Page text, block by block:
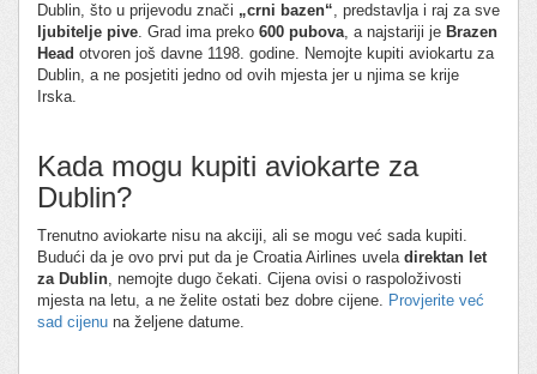
Dublin, što u prijevodu znači „crni bazen“, predstavlja i raj za sve
ljubitelje pive. Grad ima preko 600 pubova, a najstariji je Brazen
Head otvoren još davne 1198. godine. Nemojte kupiti aviokartu za
Dublin, a ne posjetiti jedno od ovih mjesta jer u njima se krije
Irska.
Kada mogu kupiti aviokarte za
Dublin?
Trenutno aviokarte nisu na akciji, ali se mogu već sada kupiti.
Budući da je ovo prvi put da je Croatia Airlines uveladirektan let
za Dublin, nemojte dugo čekati. Cijena ovisi o raspoloživosti
mjesta na letu, a ne želite ostati bez dobre cijene. Provjerite već
sad cijenu na željene datume.